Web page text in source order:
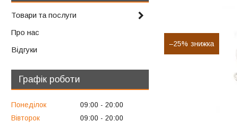
–25%
Товари та послуги
Про нас
Відгуки
Графік роботи
Понеділок 09:00
20:00
Вівторок
09:00
20:00